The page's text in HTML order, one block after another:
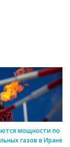
мощности по
газов в Иране